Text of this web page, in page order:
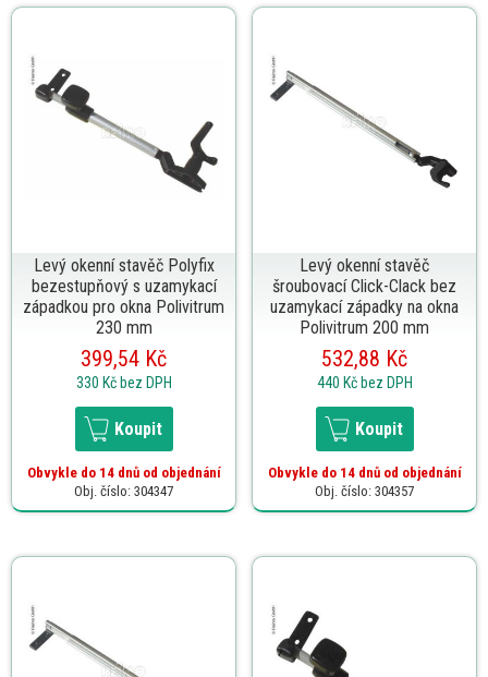
Levý okenní stavěč Polyfix
bezestupňový s uzamykací
západkou pro okna Polivitrum
230 mm
399,54 Kč
330 Kč bez DPH
Koupit
Obvykle do 14 dnů od objednání
Obj. číslo: 304347
Levý okenní stavěč
šroubovací Click-Clack bez
uzamykací západky na okna
Polivitrum 200 mm
532,88 Kč
440 Kč bez DPH
Koupit
Obvykle do 14 dnů od objednání
Obj. číslo: 304357